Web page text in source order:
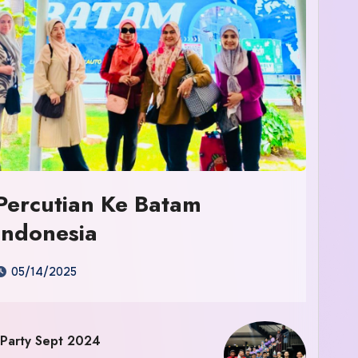
Ke Batam
05/14/2025
Sept 2024